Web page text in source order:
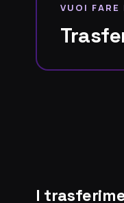
VUOI FARE
I